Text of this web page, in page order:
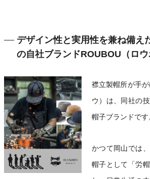
デザイン性と実用性を兼ね備え
の自社ブランドROUBOU（ロウ
襟立製帽所が手
ウ）は、同社の
帽子ブランドです
かつて岡山では
帽子として「労